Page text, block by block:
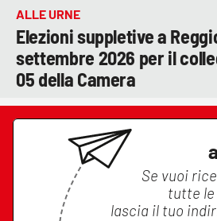
ALLE URNE
Elezioni suppletive a
settembre 2026 per il
05 della Camera
Se vuoi
tutte
lascia il tuo